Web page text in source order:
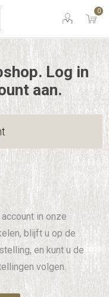
0
Log in
aan.
in onze
blijft u op de
en kunt u de
volgen.